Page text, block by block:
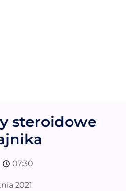
steroidowe
07:30
2021